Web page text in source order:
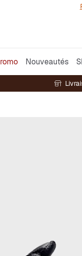
Nouveautés